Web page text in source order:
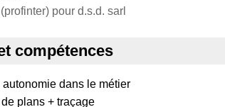
pour d.s.d. sarl
compétences
autonomie dans le métier
de plans + traçage